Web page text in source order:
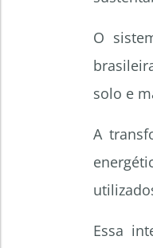
O
solo e
A
Essa